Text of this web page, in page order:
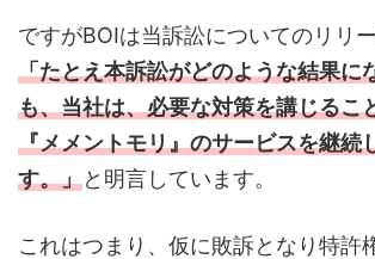
ですがBOIは当訴訟についてのリリ
「たとえ本訴訟がどのような結果に
も、当社は、必要な対策を講じるこ
『メメントモリ』のサービスを継続
す。」と明言しています。
これはつまり、仮に敗訴となり特許